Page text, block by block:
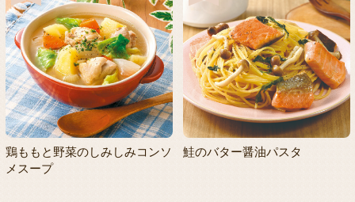
鶏ももと野菜のしみしみコンソ
メスープ
鮭のバター醤油パスタ